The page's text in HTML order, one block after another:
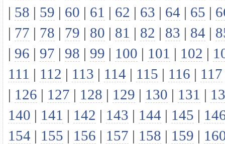
| 58 | 59 | 60 | 61 | 62 | 63 | 64 | 65 |
| 77 | 78 | 79 | 80 | 81 | 82 | 83 | 84 |
| 96 | 97 | 98 | 99 | 100 | 101 | 102 |
111 | 112 | 113 | 114 | 115 | 116 | 117
| 126 | 127 | 128 | 129 | 130 | 131 |
140 | 141 | 142 | 143 | 144 | 145 |
154 | 155 | 156 | 157 | 158 | 159 |